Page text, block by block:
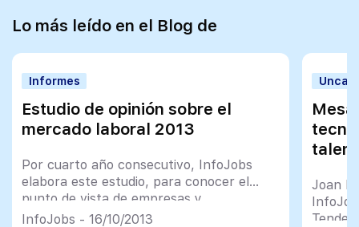
Lo más leído en el Blog de
Informes
Estudio de opinión sobre el
mercado laboral 2013
Por cuarto año consecutivo, InfoJobs
elabora este estudio, para conocer el
punto de vista de empresas y
trabajadores sobre la situación del
InfoJobs - 16/10/2013
Joan